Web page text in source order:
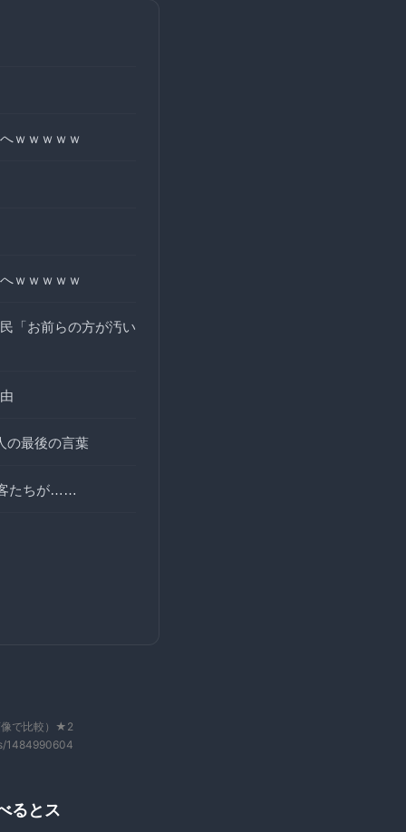
ｗｗｗｗｗ
ｗｗｗｗｗ
「お前らの方が汚い
の最後の言葉
客たちが……
像で比較）★2
1484990604
るとス